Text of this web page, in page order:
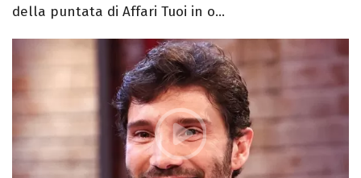
della puntata di Affari Tuoi in o...